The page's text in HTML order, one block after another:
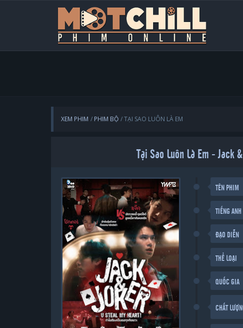
XEM PHIM PHIM BỘ TẠI SAO LUÔN LÀ EM
Tại Sao Luôn Là Em - Jack
TÊN PHIM
TIẾNG ANH
ĐẠO DIỄN
THỂ LOẠI
QUỐC GIA
CHẤT